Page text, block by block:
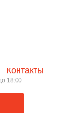
Контакты
18:00